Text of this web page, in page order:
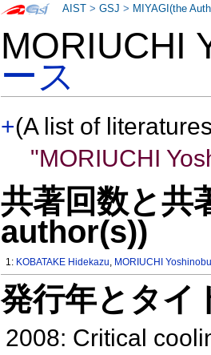
MORIUCHI
ース
+(A list of
"MORIUCHI
共著回数と
author(s))
1: KOBATAKE Hidekazu, MORIUCHI Yoshinobu
発行年とタ
2008: Critical
AIST >GSJ > MIYAGI(the